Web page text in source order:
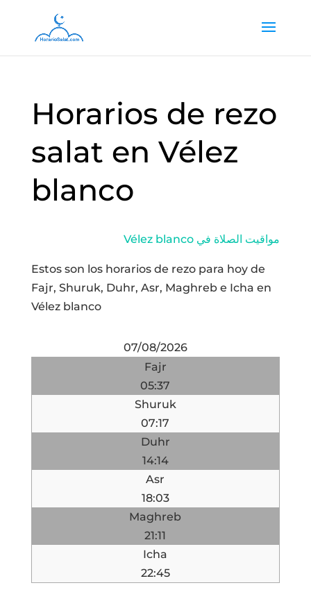
Horarios de rezo
salat en Vélez
blanco
Vélez blanco مواقيت الصلاة في
Estos son los horarios de rezo para hoy de
Fajr, Shuruk, Duhr, Asr, Maghreb e Icha en
Vélez blanco
07/08/2026
Fajr
05:37
Shuruk
07:17
Duhr
14:14
Asr
18:03
Maghreb
21:11
Icha
22:45